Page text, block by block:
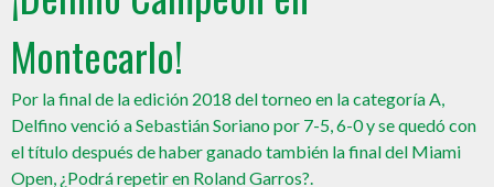
Montecarlo!
Por la final de la edición 2018 del torneo en la categoría A,
Delfino venció a Sebastián Soriano por 7-5, 6-0 y se quedó con
el título después de haber ganado también la final del Miami
Open, ¿Podrá repetir en Roland Garros?.